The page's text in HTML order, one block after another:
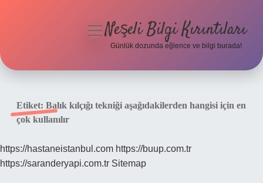
Yasal Uyarı
Hakkımızda
menüyüNeşeli Bilgi Kırıntıları
Günlük dozunda eğlence ve bilgi burada!
Etiket: Balık kılçığı tekniği aşağıdakilerden hangisi için en
çok kullanılır
https://hastaneistanbul.com https://buup.com.tr
https://saranderyapi.com.tr Sitemap